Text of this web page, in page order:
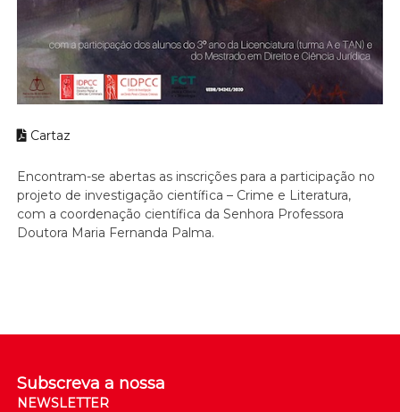
Cartaz
Encontram-se abertas as inscrições para a participação no
projeto de investigação científica – Crime e Literatura,
com a coordenação científica da Senhora Professora
Doutora Maria Fernanda Palma.
Subscreva a nossa
NEWSLETTER